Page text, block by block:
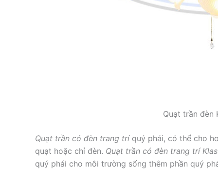
Quạt trần đèn
Quạt trần có đèn trang tríquý phái, có thể cho
quạt hoặc chỉ đèn. Quạt trần có đèn trang trí
quý phái cho môi trường sống thêm phần quý